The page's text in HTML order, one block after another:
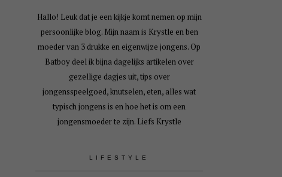
Hallo! Leuk dat je een kijkje komt nemen op mijn
persoonlijke blog. Mijn naam is Krystle en ben
moeder van 3 drukke en eigenwijze jongens. Op
Batboy deel ik bijna dagelijks artikelen over
gezellige dagjes uit, tips over
jongensspeelgoed, knutselen, eten, alles wat
typisch jongens is en hoe het is om een
jongensmoeder te zijn. Liefs Krystle
LIFESTYLE